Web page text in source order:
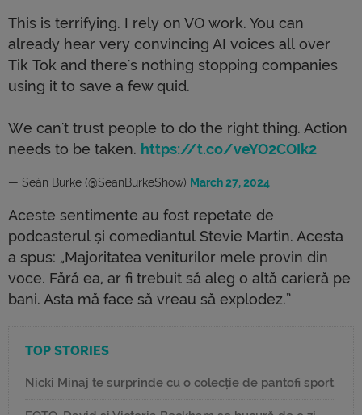
This is terrifying. I rely on VO work. You can
already hear very convincing AI voices all over
Tik Tok and there's nothing stopping companies
using it to save a few quid.
We can't trust people to do the right thing. Action
needs to be taken. https://t.co/veYO2COIk2
— Seán Burke (@SeanBurkeShow) March 27, 2024
Aceste sentimente au fost repetate de
podcasterul și comediantul Stevie Martin. Acesta
a spus: „Majoritatea veniturilor mele provin din
voce. Fără ea, ar fi trebuit să aleg o altă carieră pe
bani. Asta mă face să vreau să explodez.”
TOP STORIES
Nicki Minaj te surprinde cu o colecție de pantofi sport